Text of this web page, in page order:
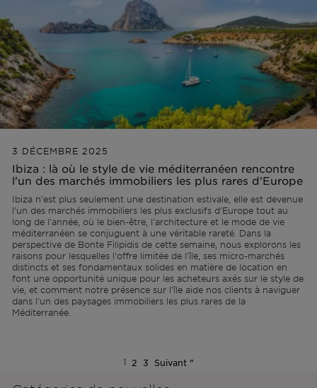
3 DÉCEMBRE 2025
Ibiza : là où le style de vie méditerranéen rencontre
l'un des marchés immobiliers les plus rares d'Europe
Ibiza n'est plus seulement une destination estivale, elle est devenue
l'un des marchés immobiliers les plus exclusifs d'Europe tout au
long de l'année, où le bien-être, l'architecture et le mode de vie
méditerranéen se conjuguent à une véritable rareté. Dans la
perspective de Bonte Filipidis de cette semaine, nous explorons les
raisons pour lesquelles l'offre limitée de l'île, ses micro-marchés
distincts et ses fondamentaux solides en matière de location en
font une opportunité unique pour les acheteurs axés sur le style de
vie, et comment notre présence sur l'île aide nos clients à naviguer
dans l'un des paysages immobiliers les plus rares de la
Méditerranée.
1 2 3 Suivant "